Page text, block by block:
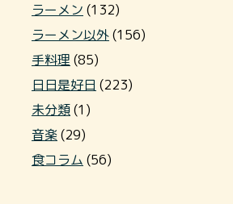
ラーメン (132)
ラーメン以外(156)
手料理 (85)
日日是好日 (223)
未分類(1)
音楽(29)
食コラム (56)